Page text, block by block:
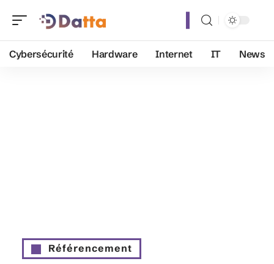
Cybersécurité Hardware Internet IT News
Référencement